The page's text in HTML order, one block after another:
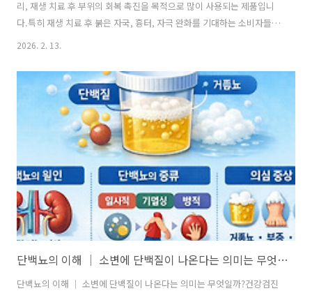
리, 재생 치료 후 부위의 회복 촉진을 목적으로 많이 사용되는 제품입니
다.특히 재생 치료 후 붉은 자국, 흉터, 자극 완화를 기대하는 소비자들
사이에서 검색량이 꾸준히 상승하고 있습니다.이 글에서는 리쥬비넥스
히 정리합니다.리쥬비넥스(Rejuvinex)란?리쥬비넥스는 PDRN(폴리데
옥시리보뉴클레오타이드) 성분을 기반으로 한 재생·피부 회복용 연고입
니다.PDRN은 DNA 조각을 의미하며 피부 조직의 세포 재생, 염증 완화,
콜라겐 생성 촉진을 돕는다는 연구 결과가 있으며, 의료현장에서도 재생
치료 보조제로 널리 활용되고 있습니다.리쥬비넥스의 핵심 성분:
2026. 2. 13.
단백뇨의 이해 │ 소변에 단백질이 나온다는 의미는 무엇일까?
단백뇨의 이해 │ 소변에 단백질이 나온다는 의미는 무엇일까?건강검진